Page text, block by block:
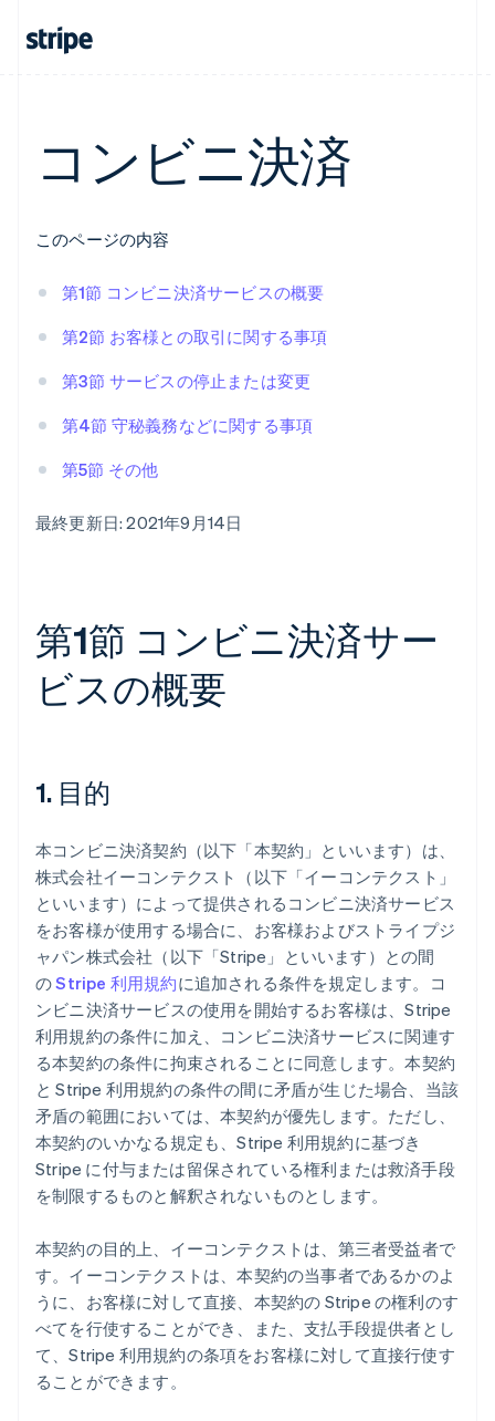
コンビニ決済
このページの内容
第1節 コンビニ決済サービスの概要
第2節 お客様との取引に関する事項
第3節 サービスの停止または変更
第4節 守秘義務などに関する事項
第5節 その他
最終更新日: 2021年9月14日
第1節 コンビニ決済サー
ビスの概要
1. 目的
本コンビニ決済契約（以下「本契約」といいます）は、
株式会社イーコンテクスト（以下「イーコンテクスト」
といいます）によって提供されるコンビニ決済サービス
をお客様が使用する場合に、お客様およびストライプジ
ャパン株式会社（以下「Stripe」といいます）との間
のStripe 利用規約に追加される条件を規定します。コ
ンビニ決済サービスの使用を開始するお客様は、Stripe
利用規約の条件に加え、コンビニ決済サービスに関連す
る本契約の条件に拘束されることに同意します。本契約
と Stripe 利用規約の条件の間に矛盾が生じた場合、当該
矛盾の範囲においては、本契約が優先します。ただし、
本契約のいかなる規定も、Stripe 利用規約に基づき
Stripe に付与または留保されている権利または救済手段
を制限するものと解釈されないものとします。
本契約の目的上、イーコンテクストは、第三者受益者で
す。イーコンテクストは、本契約の当事者であるかのよ
うに、お客様に対して直接、本契約の Stripe の権利のす
べてを行使することができ、また、支払手段提供者とし
て、Stripe 利用規約の条項をお客様に対して直接行使す
ることができます。